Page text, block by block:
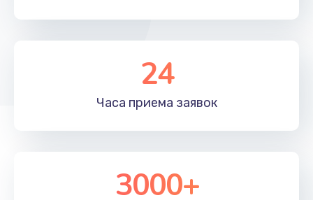
24
Часа приема заявок
3000+